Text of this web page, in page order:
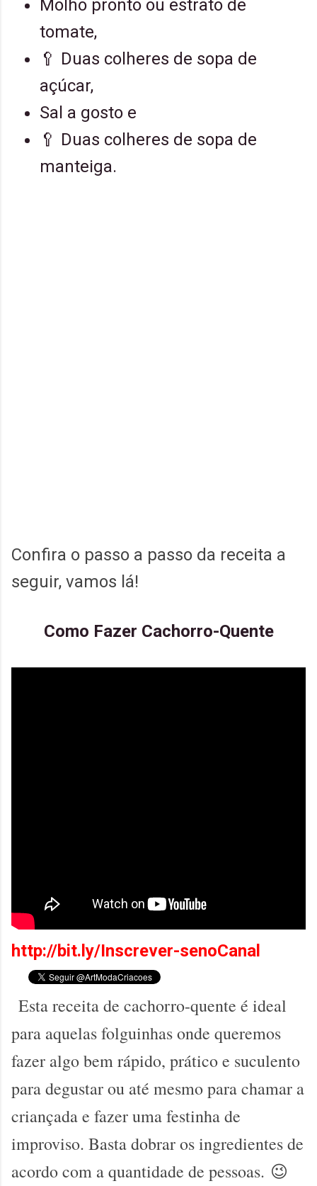
Molho pronto ou estrato de
tomate,
🥄 Duas colheres de sopa de
açúcar,
Sal a gosto e
🥄 Duas colheres de sopa de
manteiga.
Confira o passo a passo da receita a
seguir, vamos lá!
Como Fazer Cachorro-Quente
http://bit.ly/Inscrever-senoCanal
Esta receita de cachorro-quente é ideal
para aquelas folguinhas onde queremos
fazer algo bem rápido, prático e suculento
para degustar ou até mesmo para chamar a
criançada e fazer uma festinha de
improviso. Basta dobrar os ingredientes de
acordo com a quantidade de pessoas. 😉